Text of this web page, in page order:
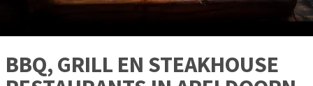
BBQ, GRILL EN STEAKHOUSE